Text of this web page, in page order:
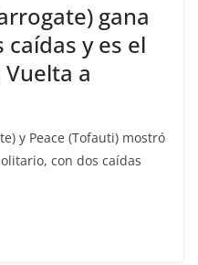
gana
y es el
a
y Peace (Tofauti) mostró
con dos caídas